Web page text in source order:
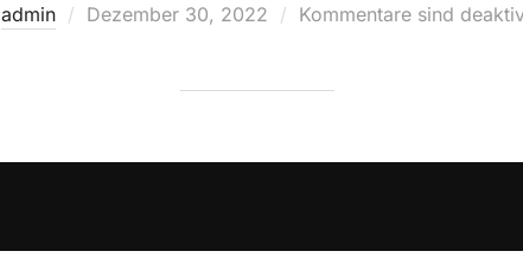
admin
Veröffentlicht
Dezember 30, 2022 Kommentare sind